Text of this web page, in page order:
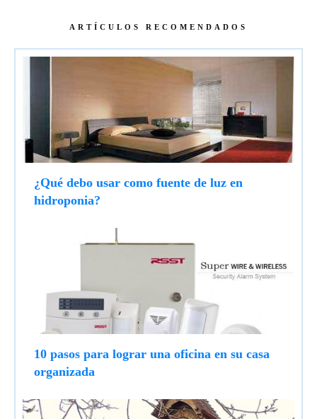
ARTÍCULOS RECOMENDADOS
¿Qué debo usar como fuente de luz en
hidroponia?
10 pasos para lograr una oficina en su casa
organizada